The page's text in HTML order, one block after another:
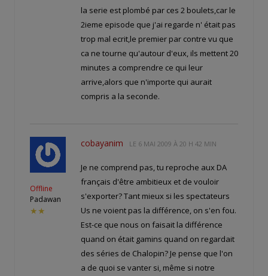
la serie est plombé par ces 2 boulets,car le
2ieme episode que j'ai regarde n' était pas
trop mal ecrit,le premier par contre vu que
ca ne tourne qu'autour d'eux, ils mettent 20
minutes a comprendre ce qui leur
arrive,alors que n'importe qui aurait
compris a la seconde.
Offline
Padawan
★★
cobayanim LE 6 MAI 2009 À 20 H 42 MIN
Je ne comprend pas, tu reproche aux DA
français d'être ambitieux et de vouloir
s'exporter? Tant mieux si les spectateurs
Us ne voient pas la différence, on s'en fou.
Est-ce que nous on faisait la différence
quand on était gamins quand on regardait
des séries de Chalopin? Je pense que l'on
a de quoi se vanter si, même si notre